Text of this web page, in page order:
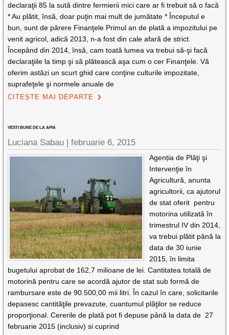
declaraţii 85 la sută dintre fermierii mici care ar fi trebuit să o facă
* Au plătit, însă, doar puţin mai mult de jumătate * Începutul e
bun, sunt de părere Finanţele Primul an de plată a impozitului pe
venit agricol, adică 2013, n-a fost din cale afară de strict.
Începând din 2014, însă, cam toată lumea va trebui să-şi facă
declaraţiile la timp şi să plătească aşa cum o cer Finanţele. Vă
oferim astăzi un scurt ghid care conţine culturile impozitate,
suprafeţele şi normele anuale de
CITEȘTE MAI DEPARTE
VESTI BUNE DE LA APIA
Luciana Sabau |februarie 6, 2015
Agenția de Plăţi şi
Intervenţie în
Agricultură, anunta
agricultorii, ca ajutorul
de stat oferit pentru
motorina utilizată în
trimestrul IV din 2014,
va trebui plătit până la
data de 30 iunie
2015, în limita
bugetului aprobat de 162,7 milioane de lei. Cantitatea totală de
motorină pentru care se acordă ajutor de stat sub formă de
rambursare este de 90.500,00 mii litri. În cazul în care, solicitarile
depasesc cantităţile prevazute, cuantumul plăţilor se reduce
proporţional. Cererile de plată pot fi depuse până la data de 27
februarie 2015 (inclusiv) si cuprind